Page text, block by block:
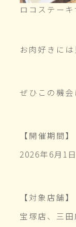
ロコステー
お肉好きに
ぜひこの機会
【開催期間】
2026年6月1
【対象店舗】
宝塚店、三